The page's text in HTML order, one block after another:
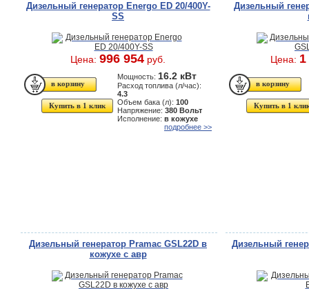
Дизельный генератор Energo ED 20/400Y-
SS
Цена: 996 954 руб.
Купить в 1 клик
Мощность: 16.2 кВт
Расход топлива (л/час):
4.3
Объем бака (л): 100
Напряжение: 380 Вольт
Исполнение: в кожухе
подробнее >>
Дизельный
Цена:
Купить в 1
Дизельный генератор Pramac GSL22D в
кожухе с авр
Дизельный